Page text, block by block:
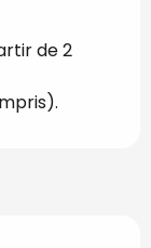
de 2